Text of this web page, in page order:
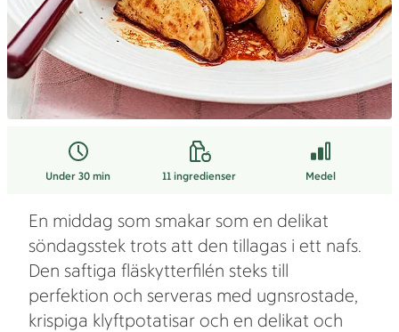
Under 30 min 11ingredienser Medel
En middag som smakar som en delikat
söndagsstek trots att den tillagas i ett nafs.
Den saftiga fläskytterfilén steks till
perfektion och serveras med ugnsrostade,
krispiga klyftpotatisar och en delikat och